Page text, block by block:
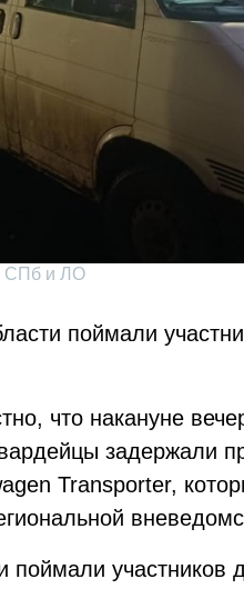
СПб и ЛО
поймали
что накануне
задержали
Transporter,
участников